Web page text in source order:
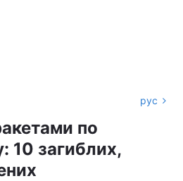
рус
по
10 загиблих,